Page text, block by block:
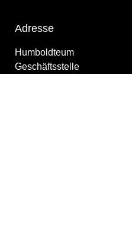
Adresse
Humboldteum
Geschäftsstelle